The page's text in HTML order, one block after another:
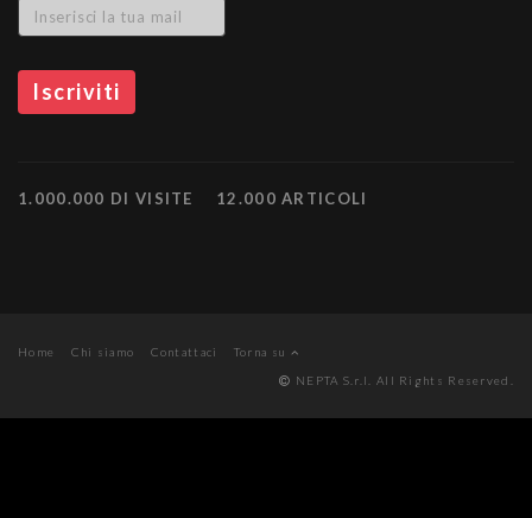
1.000.000 DI VISITE 12.000 ARTICOLI
Home Chi siamo Contattaci
Torna su
NEPTA S.r.l. All Rights Reserved.